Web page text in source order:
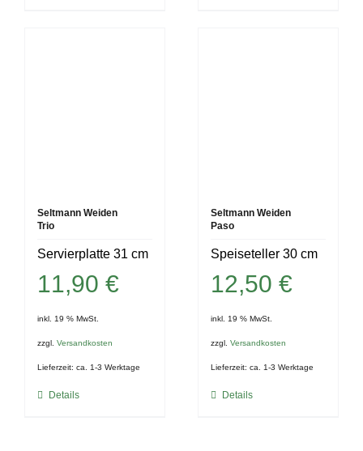
Seltmann Weiden
Trio
Servierplatte 31 cm
11,90 €
inkl. 19 % MwSt.
zzgl. Versandkosten
Lieferzeit: ca. 1-3 Werktage
Details
Seltmann Weiden
Paso
Speiseteller 30 cm
12,50€
inkl. 19 % MwSt.
zzgl.Versandkosten
Lieferzeit:ca. 1-3 Werktage
Details